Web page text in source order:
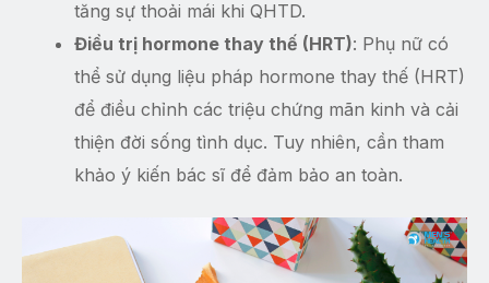
tăng sự thoải mái khi QHTD.
Điều trị hormone thay thế (HRT): Phụ nữ có
thể sử dụng liệu pháp hormone thay thế (HRT)
để điều chỉnh các triệu chứng mãn kinh và cải
thiện đời sống tình dục. Tuy nhiên, cần tham
khảo ý kiến bác sĩ để đảm bảo an toàn.